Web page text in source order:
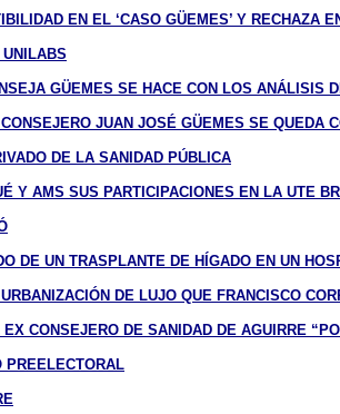
EN EL ‘CASO GÜEMES’ Y RECHAZA
GÜEMES SE HACE CON LOS ANÁLISIS
JUAN JOSÉ GÜEMES SE
DE LA SANIDAD PÚBLICA
Y AMS SUS PARTICIPACIONES EN LA UTE
DE UN TRASPLANTE DE HÍGADO EN UN
DE LUJO QUE FRANCISCO
CONSEJERO DE SANIDAD DE AGUIRRE
PREELECTORAL